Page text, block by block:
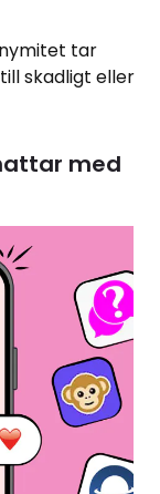
tar
skadligt eller
med